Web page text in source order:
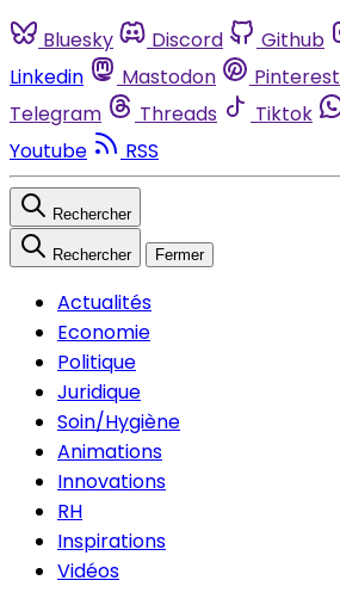
Bluesky Discord Github
Linkedin
Mastodon Pinterest
Telegram
Threads Tiktok
Youtube
RSS
Rechercher
Rechercher Fermer
Actualités
Economie
Politique
Juridique
Soin/Hygiène
Animations
Innovations
RH
Inspirations
Vidéos